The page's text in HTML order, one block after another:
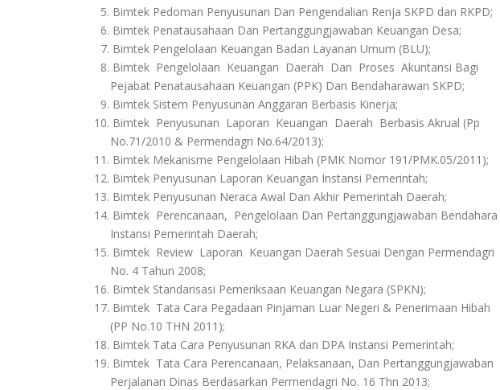
5. Bimtek Pedoman Penyusunan Dan Pengendalian Renja SKPD dan RKPD;
6. Bimtek Penatausahaan Dan Pertanggungjawaban Keuangan Desa;
7. Bimtek Pengelolaan Keuangan Badan Layanan Umum (BLU);
8. Bimtek Pengelolaan Keuangan Daerah Dan Proses Akuntansi Bagi
Pejabat Penatausahaan Keuangan (PPK) Dan Bendaharawan SKPD;
9. Bimtek Sistem Penyusunan Anggaran Berbasis Kinerja;
10. Bimtek Penyusunan Laporan Keuangan Daerah Berbasis Akrual (Pp
No.71/2010 & Permendagri No.64/2013);
11. Bimtek Mekanisme Pengelolaan Hibah (PMK Nomor 191/PMK.05/2011);
12. Bimtek Penyusunan Laporan Keuangan Instansi Pemerintah;
13. Bimtek Penyusunan Neraca Awal Dan Akhir Pemerintah Daerah;
14. Bimtek Perencanaan, Pengelolaan Dan Pertanggungjawaban Bendahara
Instansi Pemerintah Daerah;
15. Bimtek Review Laporan Keuangan Daerah Sesuai Dengan Permendagri
No. 4 Tahun 2008;
16. Bimtek Standarisasi Pemeriksaan Keuangan Negara (SPKN);
17. Bimtek Tata Cara Pegadaan Pinjaman Luar Negeri & Penerimaan Hibah
(PP No.10 THN 2011);
18. Bimtek Tata Cara Penyusunan RKA dan DPA Instansi Pemerintah;
19. Bimtek Tata Cara Perencanaan, Pelaksanaan, Dan Pertanggungjawaban
Perjalanan Dinas Berdasarkan Permendagri No. 16 Thn 2013;